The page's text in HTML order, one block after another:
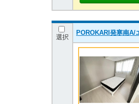
選択
POROKARI発寒南A/